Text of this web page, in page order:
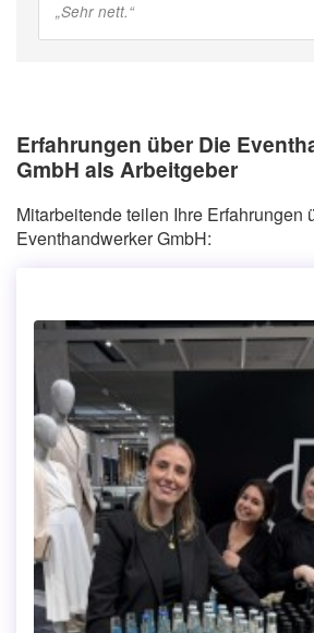
„Sehr nett.“
Erfahrungen über Die
GmbH als Arbeitgeber
Mitarbeitende teilen Ihre Erfahrungen
Eventhandwerker GmbH: